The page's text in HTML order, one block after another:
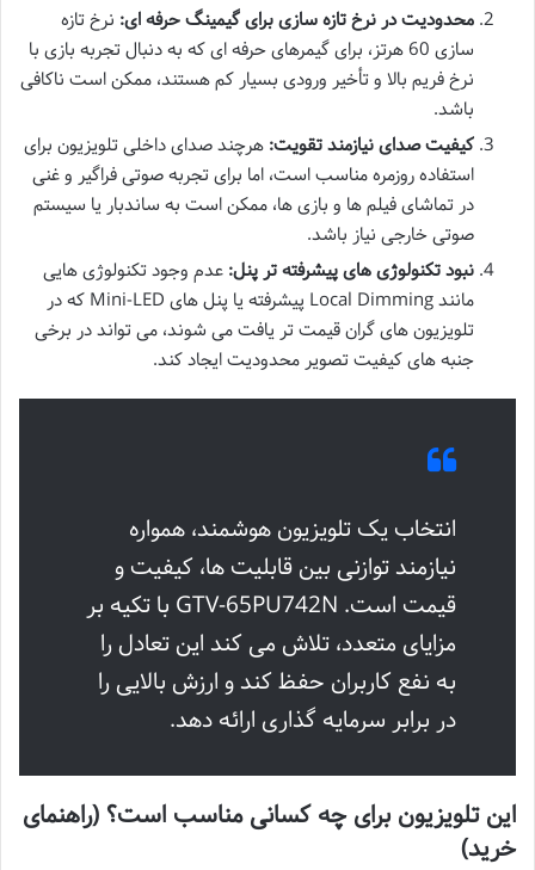
محدودیت در نرخ تازه سازی برای گیمینگ حرفه ای: نرخ تازه
سازی 60 هرتز، برای گیمرهای حرفه ای که به دنبال تجربه بازی با
نرخ فریم بالا و تأخیر ورودی بسیار کم هستند، ممکن است ناکافی
باشد.
کیفیت صدای نیازمند تقویت: هرچند صدای داخلی تلویزیون برای
استفاده روزمره مناسب است، اما برای تجربه صوتی فراگیر و غنی
در تماشای فیلم ها و بازی ها، ممکن است به ساندبار یا سیستم
صوتی خارجی نیاز باشد.
نبود تکنولوژی های پیشرفته تر پنل: عدم وجود تکنولوژی هایی
مانند Local Dimming پیشرفته یا پنل های Mini-LED که در
تلویزیون های گران قیمت تر یافت می شوند، می تواند در برخی
جنبه های کیفیت تصویر محدودیت ایجاد کند.
انتخاب یک تلویزیون هوشمند، همواره
نیازمند توازنی بین قابلیت ها، کیفیت و
قیمت است. GTV-65PU742N با تکیه بر
مزایای متعدد، تلاش می کند این تعادل را
به نفع کاربران حفظ کند و ارزش بالایی را
در برابر سرمایه گذاری ارائه دهد.
این تلویزیون برای چه کسانی مناسب است؟ (راهنمای
خرید)